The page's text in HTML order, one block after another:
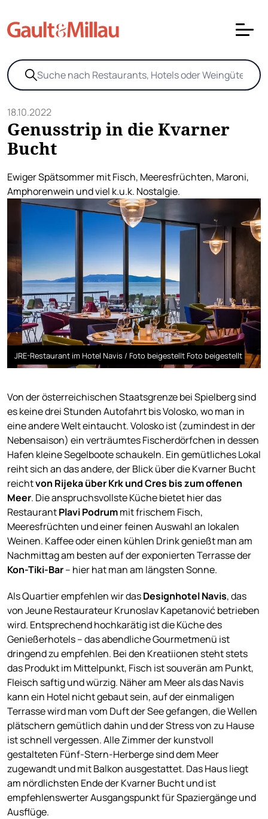
18.10.2022
Genusstrip in die Kvarner
Bucht
Ewiger Spätsommer mit Fisch, Meeresfrüchten, Maroni,
Amphorenwein und viel k.u.k. Nostalgie.
JRE-Restaurant im Hotel Navis / Foto beigestellt Foto beigestellt
Von der österreichischen Staatsgrenze bei Spielberg sind
es keine drei Stunden Autofahrt bis Volosko, wo man in
eine andere Welt eintaucht. Volosko ist (zumindest in der
Nebensaison) ein verträumtes Fischerdörfchen in dessen
Hafen kleine Segelboote schaukeln. Ein gemütliches Lokal
reiht sich an das andere, der Blick über die Kvarner Bucht
reichtvon Rijeka über Krk und Cres bis zum offenen
Meer. Die anspruchsvollste Küche bietet hier das
RestaurantPlavi Podrummit frischem Fisch,
Meeresfrüchten und einer feinen Auswahl an lokalen
Weinen. Kaffee oder einen kühlen Drink genießt man am
Nachmittag am besten auf der exponierten Terrasse der
Kon-Tiki-Bar– hier hat man am längsten Sonne.
Als Quartier empfehlen wir dasDesignhotel Navis, das
von Jeune Restaurateur Krunoslav Kapetanović betrieben
wird. Entsprechend hochkarätig ist die Küche des
Genießerhotels – das abendliche Gourmetmenü ist
dringend zu empfehlen. Bei den Kreatiionen steht stets
das Produkt im Mittelpunkt, Fisch ist souverän am Punkt,
Fleisch saftig und würzig. Näher am Meer als das Navis
kann ein Hotel nicht gebaut sein, auf der einmaligen
Terrasse wird man vom Duft der See gefangen, die Wellen
plätschern gemütlich dahin und der Stress von zu Hause
ist schnell vergessen. Alle Zimmer der kunstvoll
gestalteten Fünf-Stern-Herberge sind dem Meer
zugewandt und mit Balkon ausgestattet. Das Haus liegt
am nördlichsten Ende der Kvarner Bucht und ist
empfehlenswerter Ausgangspunkt für Spaziergänge und
Ausflüge.